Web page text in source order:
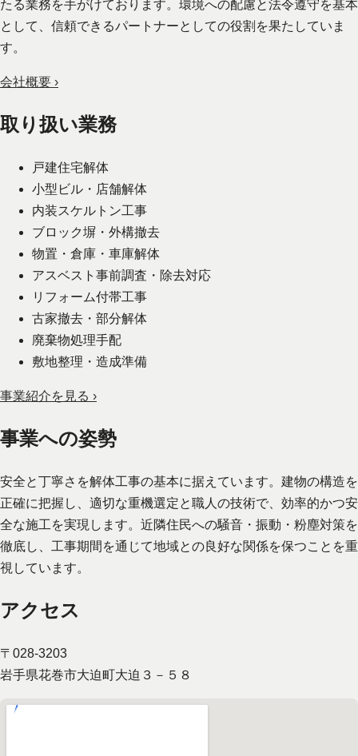
たる業務を手がけております。環境への配慮と法令遵守を基本
として、信頼できるパートナーとしての役割を果たしていま
す。
会社概要 ›
取り扱い業務
戸建住宅解体
小型ビル・店舗解体
内装スケルトン工事
ブロック塀・外構撤去
物置・倉庫・車庫解体
アスベスト事前調査・除去対応
リフォーム付帯工事
古家撤去・部分解体
廃棄物処理手配
敷地整理・造成準備
事業紹介を見る ›
事業への姿勢
安全と丁寧さを解体工事の基本に据えています。建物の構造を
正確に把握し、適切な重機選定と職人の技術で、効率的かつ安
全な施工を実現します。近隣住民への騒音・振動・粉塵対策を
徹底し、工事期間を通じて地域との良好な関係を保つことを重
視しています。
アクセス
〒028-3203
岩手県花巻市大迫町大迫３－５８